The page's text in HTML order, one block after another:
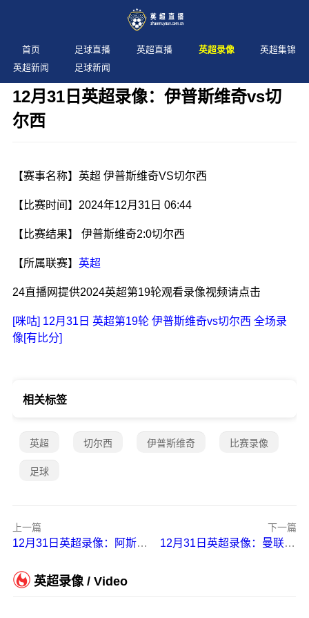
首页 足球直播 英超直播 英超录像
英超集锦
英超新闻
足球新闻
12月31日英超录像：伊普斯维奇vs切
尔西
【赛事名称】英超 伊普斯维奇VS切尔西
【比赛时间】2024年12月31日 06:44
【比赛结果】 伊普斯维奇2:0切尔西
【所属联赛】 英超
24直播网提供2024英超第19轮观看录像视频请点击
[咪咕] 12月31日 英超第19轮 伊普斯维奇vs切尔西 全场录
像[有比分]
相关标签
英超 切尔西 伊普斯维奇 比赛录像
足球
上一篇
12月31日英超录像：阿斯顿维拉vs布莱顿
下一篇
12月31日英超录像：曼联vs纽卡斯尔
英超录像 / Video